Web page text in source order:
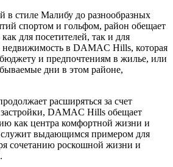
в стиле Малибу до разнообразных
спортом и гольфом, район обещает
для посетителей, так и для
в DAMAC Hills, которая
и предпочтениям в жилье, или
дни в этом районе,
расширяться за счет
DAMAC Hills обещает
как центра комфортной жизни и
выдающимся примером для
сочетанию роскошной жизни и